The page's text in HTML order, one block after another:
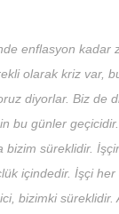
enflasyon kadar
olarak kriz var,
diyorlar. Biz de
bu günler
bizim süreklidir.
içindedir. İşçi her
bizimki süreklidir.